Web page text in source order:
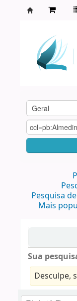
Agamenon
Pesquisa
Mais
Sua
Desculpe,